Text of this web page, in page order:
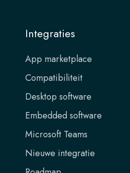
Integraties
App marketplace
Compatibiliteit
Desktop software
Embedded software
Microsoft Teams
Nieuwe integratie